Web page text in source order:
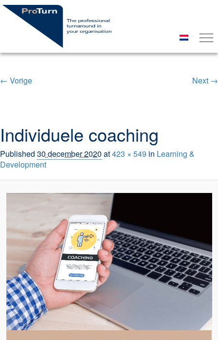
Image navigation
← Vorige Next →
Individuele coaching
Published 30 december 2020 at423 × 549 in Learning &
Development